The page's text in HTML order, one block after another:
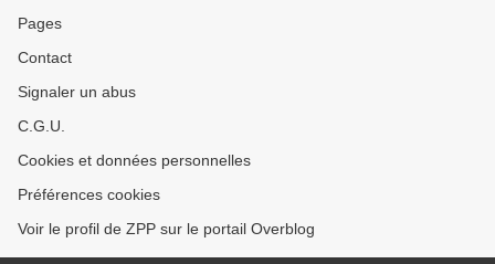
Pages
Contact
Signaler un abus
C.G.U.
Cookies et données personnelles
Préférences cookies
Voir le profil de ZPP sur le portail Overblog